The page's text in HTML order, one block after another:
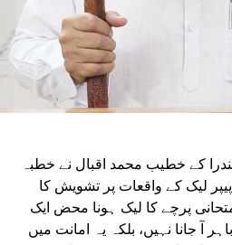
کے خطیب محمد اقبال نے خطبہ
لیک کے واقعات پر تشویش کا
پرچے کا لیک ہونا محض ایک
آ جانا نہیں، بلکہ یہ امانت میں